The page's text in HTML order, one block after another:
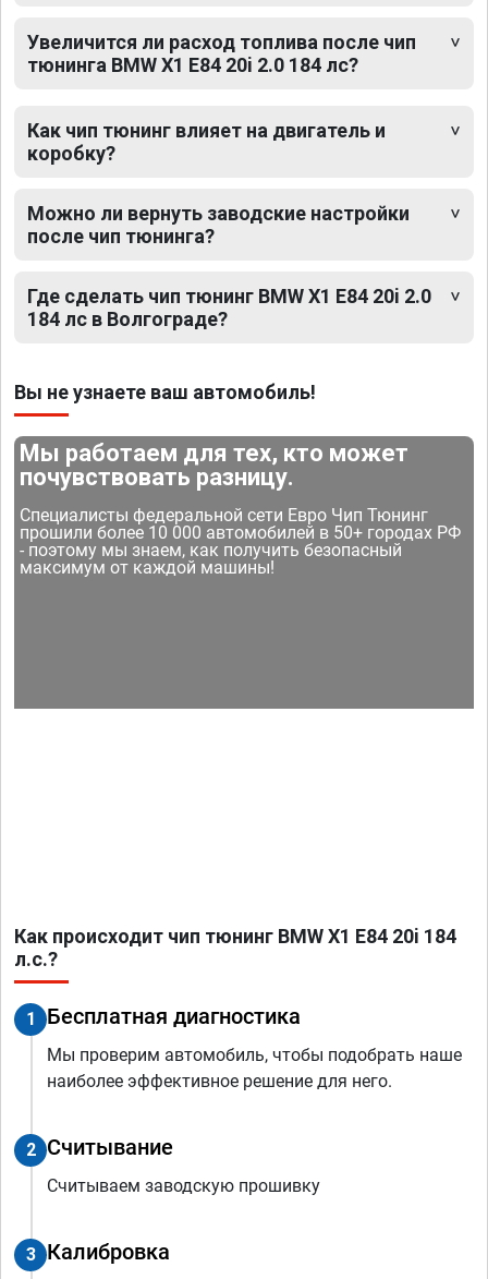
Увеличится ли расход топлива после чип
тюнинга BMW X1 E84 20i 2.0 184 лс?
Как чип тюнинг влияет на двигатель и
коробку?
Можно ли вернуть заводские настройки
после чип тюнинга?
Где сделать чип тюнинг BMW X1 E84 20i 2.0
184 лс в Волгограде?
Вы не узнаете ваш автомобиль!
Мы работаем для тех, кто может
почувствовать разницу.
Специалисты федеральной сети Евро Чип Тюнинг
прошили более 10 000 автомобилей в 50+ городах РФ
- поэтому мы знаем, как получить безопасный
максимум от каждой машины!
Как происходит чип тюнинг BMW X1 E84 20i 184
л.с.?
1 Бесплатная диагностика
Мы проверим автомобиль, чтобы подобрать наше
наиболее эффективное решение для него.
2 Считывание
Считываем заводскую прошивку
3 Калибровка